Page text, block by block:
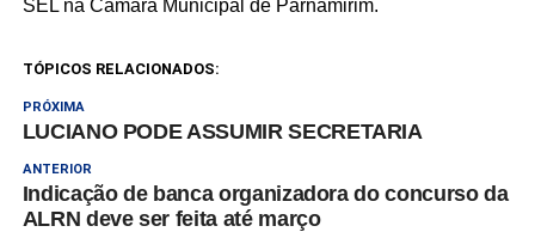
SEL na Câmara Municipal de Parnamirim.
TÓPICOS RELACIONADOS:
PRÓXIMA
LUCIANO PODE ASSUMIR SECRETARIA
ANTERIOR
Indicação de banca organizadora do concurso da
ALRN deve ser feita até março